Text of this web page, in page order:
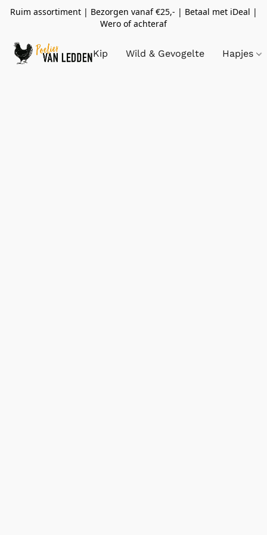
Ruim assortiment | Bezorgen vanaf €25,- | Betaal met iDeal |
Wero of achteraf
Kip Wild & Gevogelte Hapjes